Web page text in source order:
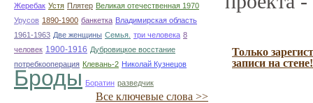
Жеребак Устя Плятер Великая отечественная 1970
Урусов 1890-1900 банкетка Владимирская область
1961-1963 Две женщины Семья. три человека 8
человек 1900-1916 Дубровицкое восстание
потребкооперация Клевань-2 Николай Кузнецов
Броды Боратин разведчик
Все ключевые слова >>
Только
записи на стене!